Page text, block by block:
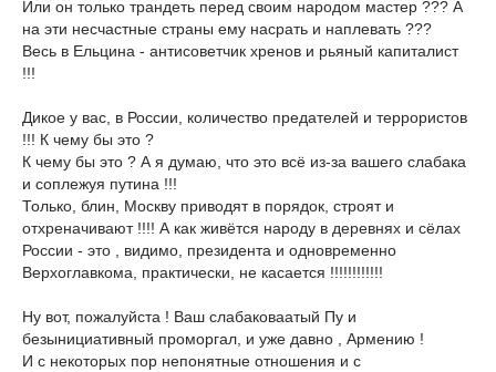
Или он только трандеть перед своим народом мастер ??? А
на эти несчастные страны ему насрать и наплевать ???
Весь в Ельцина - антисоветчик хренов и рьяный капиталист
!!!
Дикое у вас, в России, количество предателей и террористов
!!! К чему бы это ?
К чему бы это ? А я думаю, что это всё из-за вашего слабака
и соплежуя путина !!!
Только, блин, Москву приводят в порядок, строят и
отхреначивают !!!! А как живётся народу в деревнях и сёлах
России - это , видимо, президента и одновременно
Верхоглавкома, практически, не касается !!!!!!!!!!!!
Ну вот, пожалуйста ! Ваш слабаковаатый Пу и
безынициативный проморгал, и уже давно , Армению !
И с некоторых пор непонятные отношения и с